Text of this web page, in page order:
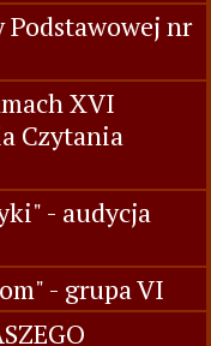
Podstawowej nr
XVI
Czytania
- audycja
- grupa VI